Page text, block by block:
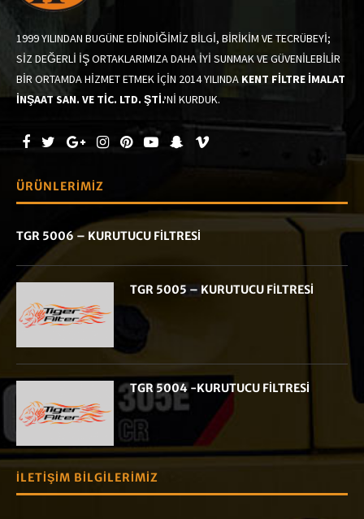
1999 YILINDAN BUGÜNE EDİNDİĞİMİZ BİLGİ, BİRİKİM VE TECRÜBEYİ;
SİZ DEĞERLİ İŞ ORTAKLARIMIZA DAHA İYİ SUNMAK VE GÜVENİLEBİLİR
BİR ORTAMDA HİZMET ETMEK İÇİN 2014 YILINDA KENT FİLTRE İMALAT
İNŞAAT SAN. VE TİC. LTD. ŞTİ.’Nİ KURDUK.
ÜRÜNLERIMIZ
TGR 5006 – KURUTUCU FİLTRESİ
TGR 5005 – KURUTUCU FİLTRESİ
TGR 5004 -KURUTUCU FİLTRESİ
İLETIŞIM BILGILERIMIZ